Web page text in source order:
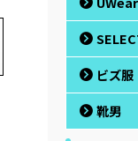
ビズ服
靴男